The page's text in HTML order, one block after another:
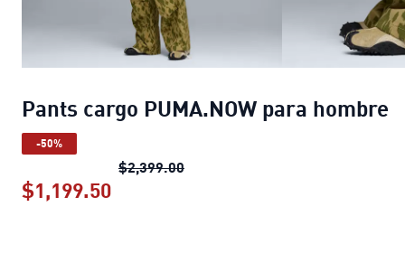
Pants cargo PUMA.NOW para hombre
-50%
$2,399.00Pants cargo PUMA.NOW para
$1,199.50